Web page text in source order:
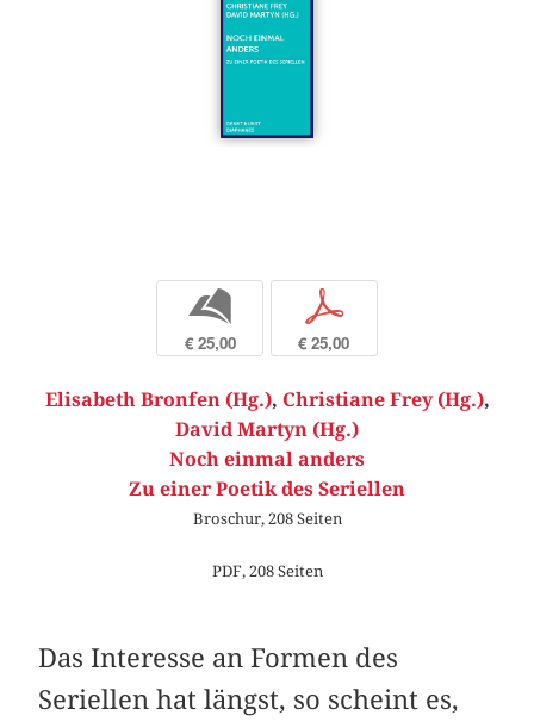
b
€ 25,00
p
€ 25,00
Elisabeth Bronfen (Hg.), Christiane Frey (Hg.),
David Martyn (Hg.)
Noch einmal anders
Zu einer Poetik des Seriellen
Broschur, 208 Seiten
PDF, 208 Seiten
Das Interesse an Formen des
Seriellen hat längst, so scheint es,